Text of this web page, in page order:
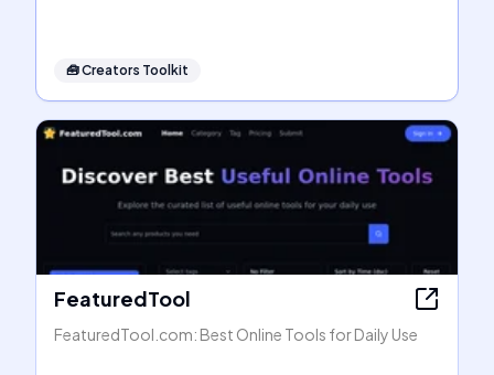
🧰Creators Toolkit
FeaturedTool
FeaturedTool.com: Best Online Tools for Daily Use